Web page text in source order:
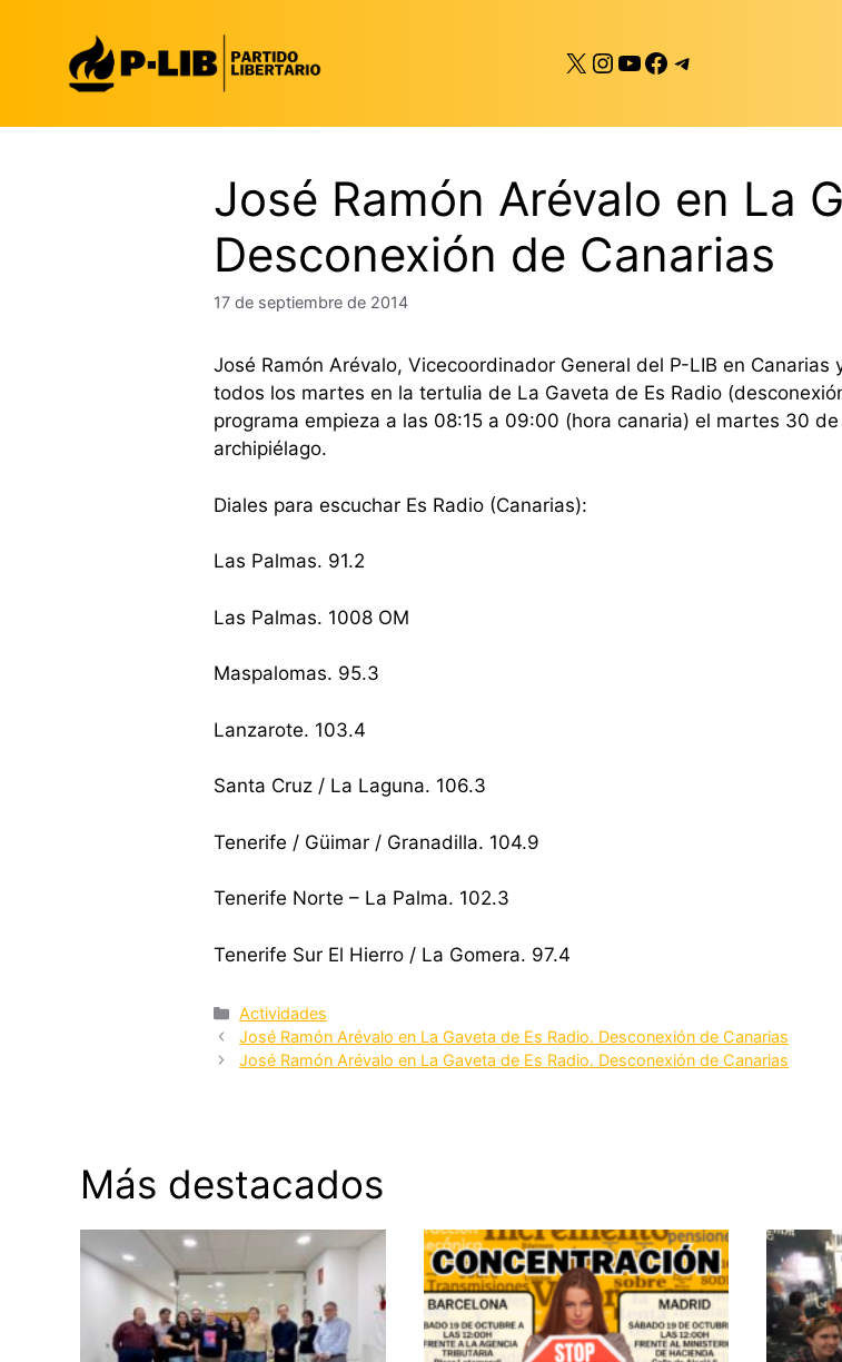
contenido
X Instagram
YouTube
Facebook
Telegram
José Ramón Arévalo en La
Desconexión de Canarias
17 de septiembre de 2014
José Ramón Arévalo, Vicecoordinador General del P-LIB en
todos los martes en la tertulia de La Gaveta de Es Radio
programa empieza a las 08:15 a 09:00 (hora canaria) el martes 30
archipiélago.
Diales para escuchar Es Radio (Canarias):
Las Palmas. 91.2
Las Palmas. 1008 OM
Maspalomas. 95.3
Lanzarote. 103.4
Santa Cruz / La Laguna. 106.3
Tenerife / Güimar / Granadilla. 104.9
Tenerife Norte – La Palma. 102.3
Tenerife Sur El Hierro / La Gomera. 97.4
Categorías
Actividades
José Ramón Arévalo en La Gaveta de Es Radio. Desconexión de Canarias
José Ramón Arévalo en La Gaveta de Es Radio. Desconexión de Canarias
Más destacados